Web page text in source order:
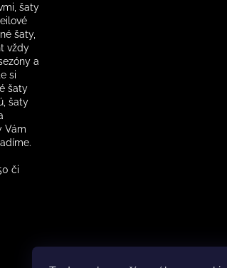
šaty
šaty,
vždy
a
si
šaty
šaty
Vám
či